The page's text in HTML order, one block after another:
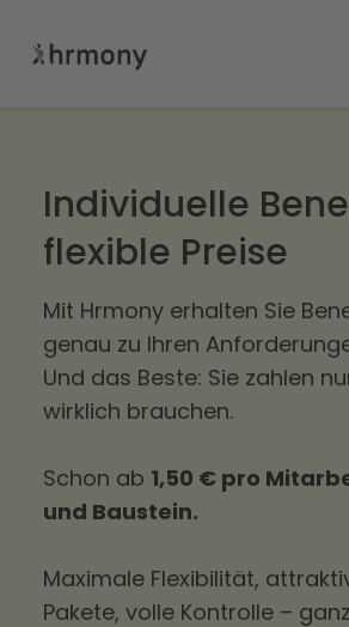
Individuelle
flexible Preise
Mit Hrmony erhalten Sie
genau zu Ihren
Und das Beste: Sie zahlen
wirklich brauchen.
Schon ab 1,50 € pro
und Baustein.
Maximale Flexibilität,
Pakete, volle Kontrolle –